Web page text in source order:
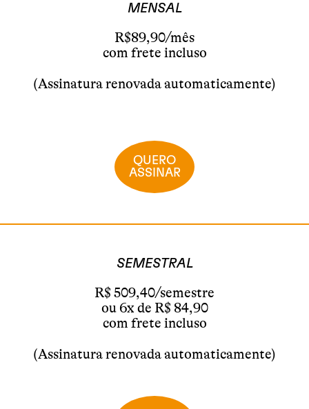
MENSAL
R$89,90/mês
com frete incluso
(Assinatura renovada automaticamente)
QUERO
ASSINAR
SEMESTRAL
R$ 509,40/semestre
ou 6x de R$ 84,90
com frete incluso
(Assinatura renovada automaticamente)